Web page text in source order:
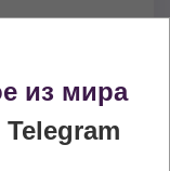
подготовят
из мира
Telegram